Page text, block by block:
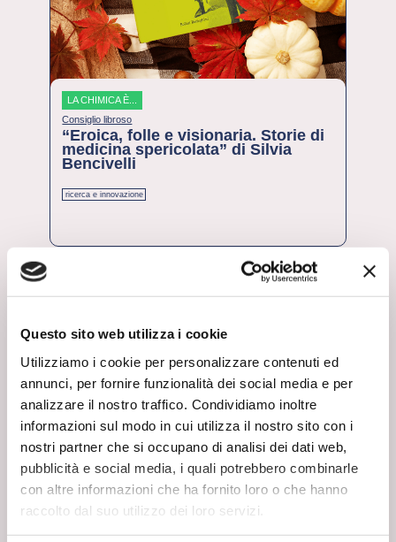
Questo sito web utilizza i cookie
Utilizziamo i cookie per personalizzare contenuti ed
annunci, per fornire funzionalità dei social media e per
analizzare il nostro traffico. Condividiamo inoltre
informazioni sul modo in cui utilizza il nostro sito con i
nostri partner che si occupano di analisi dei dati web,
pubblicità e social media, i quali potrebbero combinarle
con altre informazioni che ha fornito loro o che hanno
raccolto dal suo utilizzo dei loro servizi.
LA CHIMICA È...
Consiglio libroso
“Eroica, folle e visionaria. Storie di
medicina spericolata” di Silvia
Bencivelli
ricerca e innovazione